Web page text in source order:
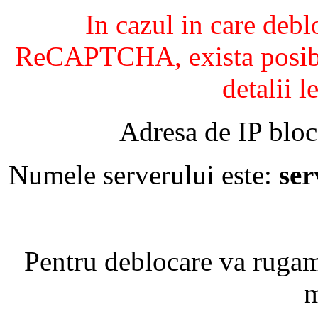
In cazul in care
ReCAPTCHA, exista
detalii
Adresa de IP
Numele serverului este:
Pentru deblocare va